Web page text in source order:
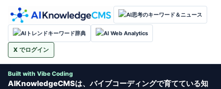
AI思考のキーワード＆ニュース
AIトレンドキーワード辞典 AI Web Analytics
X でログイン
Built with Vibe Coding
AIKnowledgeCMSは、バイブコーディングで育てている知